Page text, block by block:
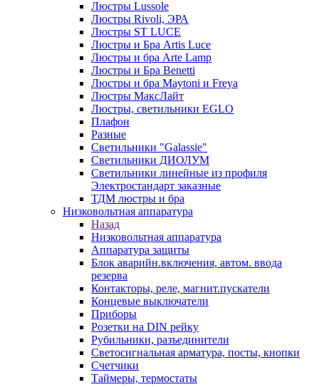
Люстры Lussole
Люстры Rivoli, ЭРА
Люстры ST LUCE
Люстры и Бра Artis Luce
Люстры и бра Arte Lamp
Люстры и Бра Benetti
Люстры и бра Maytoni и Freya
Люстры МаксЛайт
Люстры, светильники EGLO
Плафон
Разные
Светильники "Galassie"
Светильники ДИОЛУМ
Светильники линейные из профиля
Электростандарт заказные
ТДМ люстры и бра
Низковольтная аппаратура
Назад
Низковольтная аппаратура
Аппаратура защиты
Блок аварийн.включения, автом. ввода
резерва
Контакторы, реле, магнит.пускатели
Концевые выключатели
Приборы
Розетки на DIN рейку
Рубильники, разъединители
Светосигнальная арматура, посты, кнопки
Счетчики
Таймеры, термостаты